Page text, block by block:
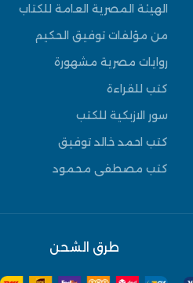
الهيئة المصرية العامة للكتاب
من مؤلفات توفيق الحكيم
روايات مصرية مشهورة
كتب للقراءة
سور الازبكية للكتب
كتب احمد خالد توفيق
كتب مصطفى محمود
طرق الشحن